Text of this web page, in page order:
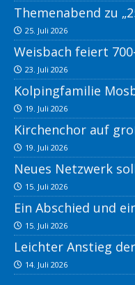
Themenabend zu
25. Juli 2026
Weisbach feiert
23. Juli 2026
Kolpingfamilie
19. Juli 2026
Kirchenchor auf
19. Juli 2026
Neues Netzwerk
15. Juli 2026
Ein Abschied und
15. Juli 2026
Leichter Anstieg
14. Juli 2026